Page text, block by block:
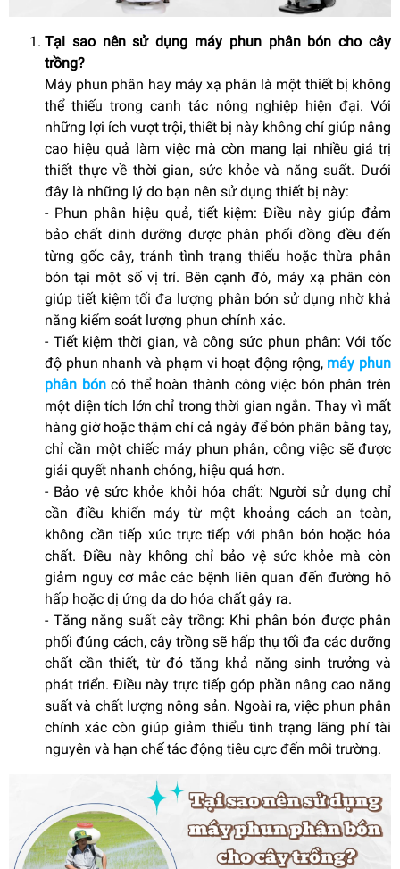
Tại sao nên sử dụng máy phun phân bón cho cây
trồng?
Máy phun phân hay máy xạ phân là một thiết bị không
thể thiếu trong canh tác nông nghiệp hiện đại. Với
những lợi ích vượt trội, thiết bị này không chỉ giúp nâng
cao hiệu quả làm việc mà còn mang lại nhiều giá trị
thiết thực về thời gian, sức khỏe và năng suất. Dưới
đây là những lý do bạn nên sử dụng thiết bị này:
- Phun phân hiệu quả, tiết kiệm: Điều này giúp đảm
bảo chất dinh dưỡng được phân phối đồng đều đến
từng gốc cây, tránh tình trạng thiếu hoặc thừa phân
bón tại một số vị trí. Bên cạnh đó, máy xạ phân còn
giúp tiết kiệm tối đa lượng phân bón sử dụng nhờ khả
năng kiểm soát lượng phun chính xác.
- Tiết kiệm thời gian, và công sức phun phân: Với tốc
độ phun nhanh và phạm vi hoạt động rộng, máy phun
phân bóncó thể hoàn thành công việc bón phân trên
một diện tích lớn chỉ trong thời gian ngắn. Thay vì mất
hàng giờ hoặc thậm chí cả ngày để bón phân bằng tay,
chỉ cần một chiếc máy phun phân, công việc sẽ được
giải quyết nhanh chóng, hiệu quả hơn.
- Bảo vệ sức khỏe khỏi hóa chất: Người sử dụng chỉ
cần điều khiển máy từ một khoảng cách an toàn,
không cần tiếp xúc trực tiếp với phân bón hoặc hóa
chất. Điều này không chỉ bảo vệ sức khỏe mà còn
giảm nguy cơ mắc các bệnh liên quan đến đường hô
hấp hoặc dị ứng da do hóa chất gây ra.
- Tăng năng suất cây trồng: Khi phân bón được phân
phối đúng cách, cây trồng sẽ hấp thụ tối đa các dưỡng
chất cần thiết, từ đó tăng khả năng sinh trưởng và
phát triển. Điều này trực tiếp góp phần nâng cao năng
suất và chất lượng nông sản. Ngoài ra, việc phun phân
chính xác còn giúp giảm thiểu tình trạng lãng phí tài
nguyên và hạn chế tác động tiêu cực đến môi trường.